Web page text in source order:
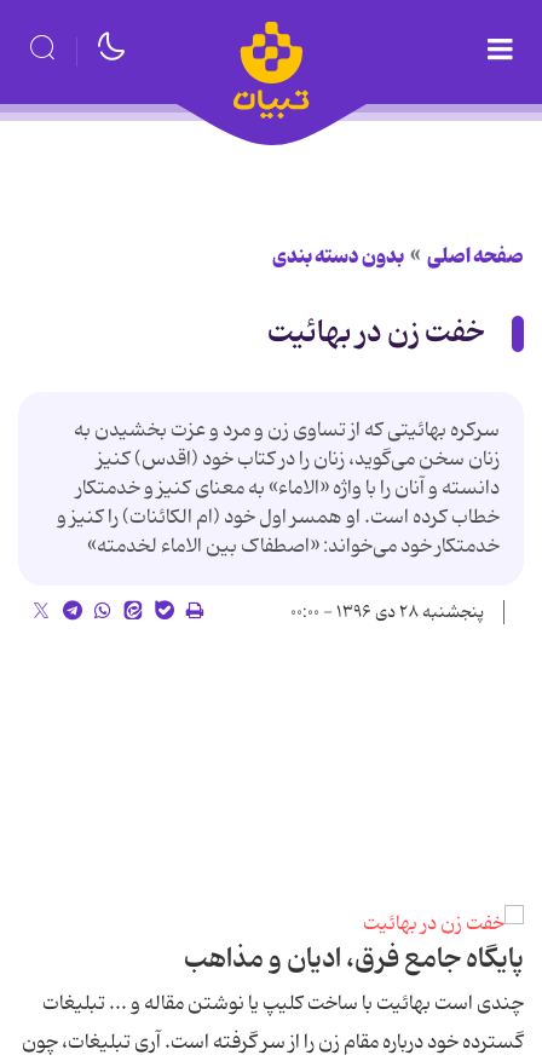
صفحه اصلی بدون دسته بندی
خفت زن در بهائيت
سرکره بهائیتی که از تساوی زن و مرد و عزت بخشیدن به
زنان سخن می‌گوید، زنان را در کتاب خود (اقدس) کنیز
دانسته و آنان را با واژه «الاماء» به معنای کنیز و خدمتکار
خطاب کرده است. او همسر اول خود (ام الکائنات) را کنیز و
خدمتکار خود می‌خواند: «اصطفاک بین الاماء لخدمته»
پنجشنبه ۲۸ دی ۱۳۹۶ - ۰۰:۰۰
پایگاه جامع فرق، ادیان و مذاهب
چندی است بهائیت با ساخت کلیپ یا نوشتن مقاله و ... تبلیغات
گسترده خود درباره مقام زن را از سر گرفته است. آری تبلیغات، چون